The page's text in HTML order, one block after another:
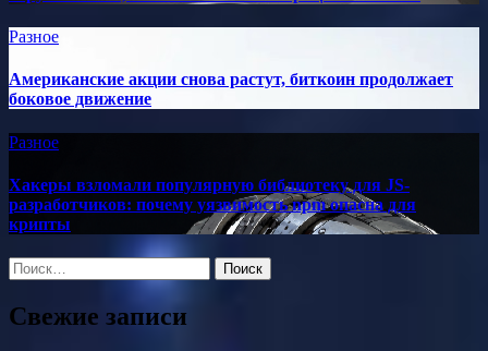
Разное
Американские акции снова растут, биткоин продолжает
боковое движение
Разное
Хакеры взломали популярную библиотеку для JS-
разработчиков: почему уязвимость npm опасна для
крипты
Найти:
Свежие записи